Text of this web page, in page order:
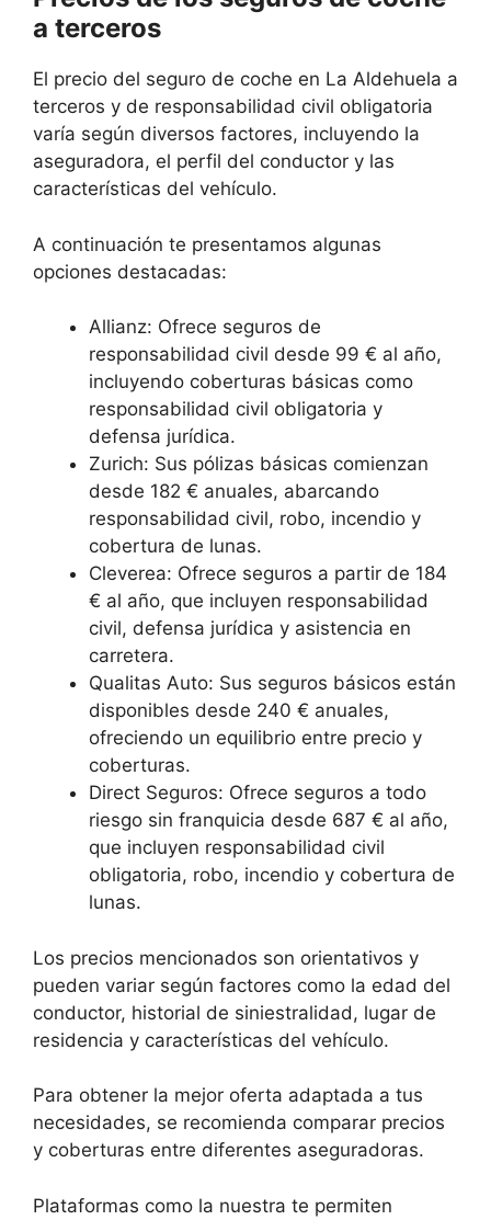
a terceros
El precio del seguro de coche en La Aldehuela a
terceros y de responsabilidad civil obligatoria
varía según diversos factores, incluyendo la
aseguradora, el perfil del conductor y las
características del vehículo.
A continuación te presentamos algunas
opciones destacadas:
Allianz: Ofrece seguros de
responsabilidad civil desde 99 € al año,
incluyendo coberturas básicas como
responsabilidad civil obligatoria y
defensa jurídica.
Zurich: Sus pólizas básicas comienzan
desde 182 € anuales, abarcando
responsabilidad civil, robo, incendio y
cobertura de lunas.
Cleverea: Ofrece seguros a partir de 184
€ al año, que incluyen responsabilidad
civil, defensa jurídica y asistencia en
carretera.
Qualitas Auto: Sus seguros básicos están
disponibles desde 240 € anuales,
ofreciendo un equilibrio entre precio y
coberturas.
Direct Seguros: Ofrece seguros a todo
riesgo sin franquicia desde 687 € al año,
que incluyen responsabilidad civil
obligatoria, robo, incendio y cobertura de
lunas.
Los precios mencionados son orientativos y
pueden variar según factores como la edad del
conductor, historial de siniestralidad, lugar de
residencia y características del vehículo.
Para obtener la mejor oferta adaptada a tus
necesidades, se recomienda comparar precios
y coberturas entre diferentes aseguradoras.
Plataformas como la nuestra te permiten